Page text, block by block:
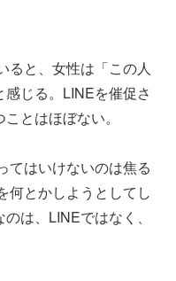
ると、女性は「この人
じる。LINEを催促さ
とはほぼない。
てはいけないのは焦る
何とかしようとしてし
は、LINEではなく、